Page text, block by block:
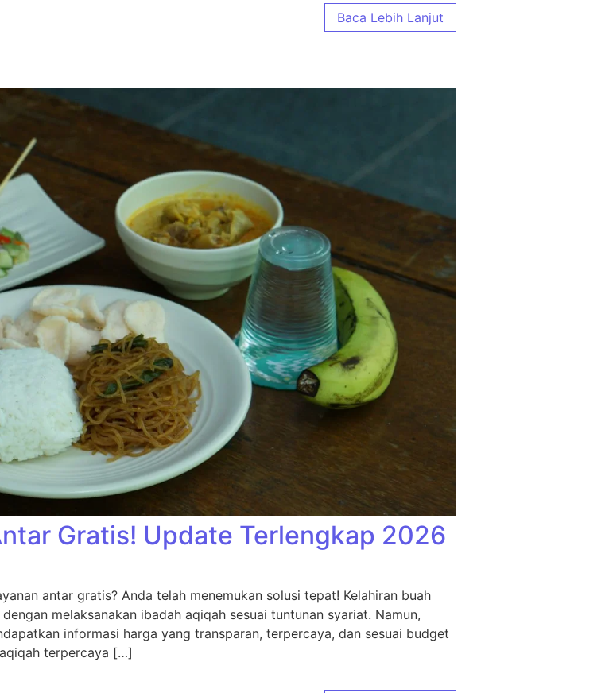
Baleendah Bandung Murah & Gratis Ongkir | Aqiqah Madenah
Baca Lebih Lanjut
Gratis! Update Terlengkap 2026
antar gratis? Anda telah menemukan solusi tepat! Kelahiran buah
melaksanakan ibadah aqiqah sesuai tuntunan syariat. Namun,
informasi harga yang transparan, terpercaya, dan sesuai budget
terpercaya […]